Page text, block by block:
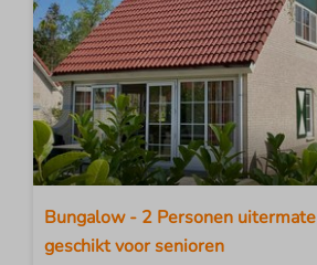
Bungalow - 2 Personen uitermate
geschikt voor senioren